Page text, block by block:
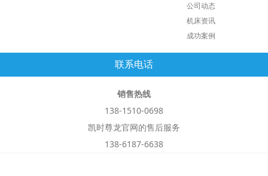
公司动态
机床资讯
成功案例
联系电话
销售热线
138-1510-0698
凯时尊龙官网的售后服务
138-6187-6638